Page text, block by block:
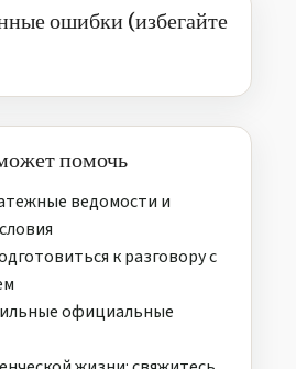
ошибки (избегайте
помочь
ведомости и
к разговору с
официальные